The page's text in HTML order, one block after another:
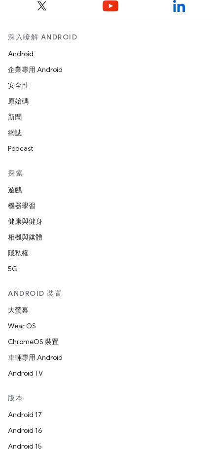
深入瞭解 ANDROID
Android
企業專用 Android
安全性
原始碼
新聞
網誌
Podcast
探索
遊戲
機器學習
健康與健身
相機與媒體
隱私權
5G
ANDROID 裝置
大螢幕
Wear OS
ChromeOS 裝置
車輛專用 Android
Android TV
版本
Android 17
Android 16
Android 15